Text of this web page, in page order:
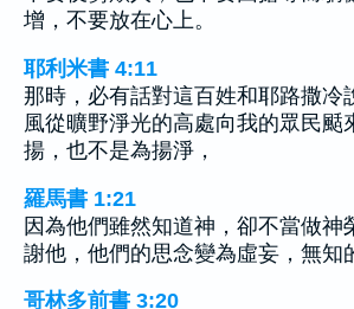
增，不要放在心上。
耶利米書 4:11
那時，必有話對這百姓和耶路撒冷
風從曠野淨光的高處向我的眾民颳
揚，也不是為揚淨，
羅馬書 1:21
因為他們雖然知道神，卻不當做神
謝他，他們的思念變為虛妄，無知
哥林多前書 3:20